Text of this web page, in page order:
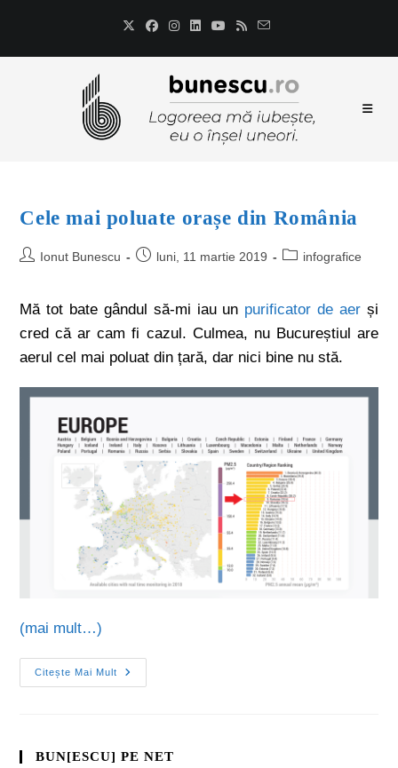
Cele mai poluate orașe din România
Ionut Bunescu luni, 11 martie 2019 infografice
Mă tot bate gândul să-mi iau un purificator de aerși
cred că ar cam fi cazul. Culmea, nu Bucureștiul are
aerul cel mai poluat din țară, dar nici bine nu stă.
(mai mult…)
Citește Mai Mult
BUN[ESCU] PE NET